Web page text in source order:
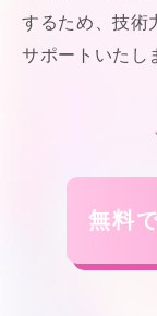
するため、技術
サポートいたし
無料